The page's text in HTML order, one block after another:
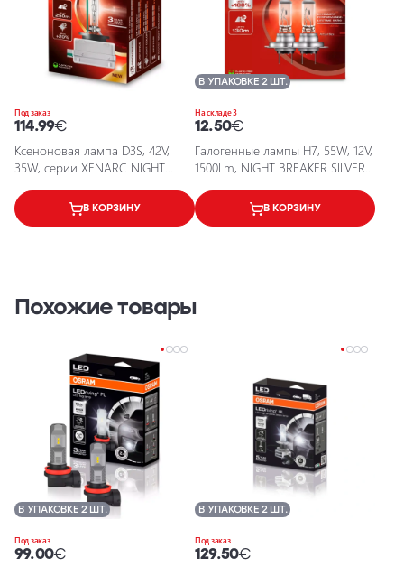
Под заказ
114.99€
Ксеноновая лампа D3S, 42V,
35W, серии XENARC NIGHT
В КОРЗИНУ
На складе 3
В УПАКОВКЕ 2 ШТ.
12.50€
Галогенные лампы H7, 55W, 12V,
1500Lm, NIGHT BREAKER SILVER
В КОРЗИНУ
Похожие товары
Под заказ
В УПАКОВКЕ 2 ШТ.
99.00€
Под заказ
В УПАКОВКЕ 2 ШТ.
129.50€